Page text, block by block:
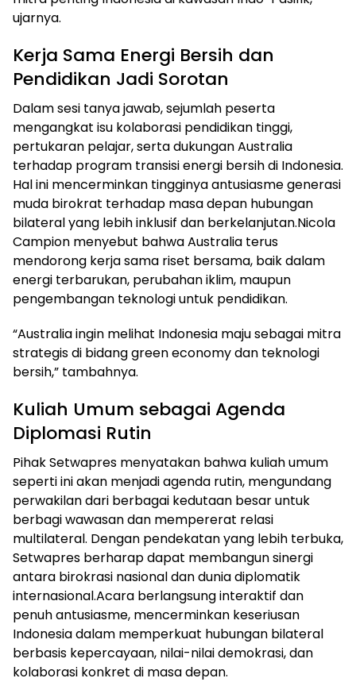
ujarnya.
Kerja Sama Energi Bersih dan
Pendidikan Jadi Sorotan
Dalam sesi tanya jawab, sejumlah peserta
mengangkat isu kolaborasi pendidikan tinggi,
pertukaran pelajar, serta dukungan Australia
terhadap program transisi energi bersih di Indonesia.
Hal ini mencerminkan tingginya antusiasme generasi
muda birokrat terhadap masa depan hubungan
bilateral yang lebih inklusif dan berkelanjutan.Nicola
Campion menyebut bahwa Australia terus
mendorong kerja sama riset bersama, baik dalam
energi terbarukan, perubahan iklim, maupun
pengembangan teknologi untuk pendidikan.
“Australia ingin melihat Indonesia maju sebagai mitra
strategis di bidang green economy dan teknologi
bersih,” tambahnya.
Kuliah Umum sebagai Agenda
Diplomasi Rutin
Pihak Setwapres menyatakan bahwa kuliah umum
seperti ini akan menjadi agenda rutin, mengundang
perwakilan dari berbagai kedutaan besar untuk
berbagi wawasan dan mempererat relasi
multilateral. Dengan pendekatan yang lebih terbuka,
Setwapres berharap dapat membangun sinergi
antara birokrasi nasional dan dunia diplomatik
internasional.Acara berlangsung interaktif dan
penuh antusiasme, mencerminkan keseriusan
Indonesia dalam memperkuat hubungan bilateral
berbasis kepercayaan, nilai-nilai demokrasi, dan
kolaborasi konkret di masa depan.